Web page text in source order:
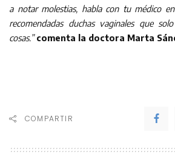
a notar molestias, habla con tu médico
recomendadas duchas vaginales que
cosas.” comenta la doctora Marta
COMPARTIR